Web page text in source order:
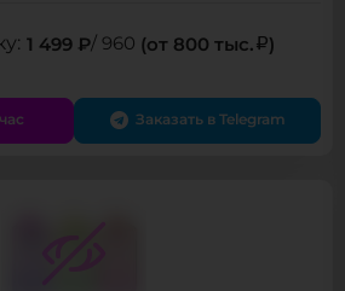
1 499 ₽/ 960 (от 800 тыс. )
Заказать в Telegram